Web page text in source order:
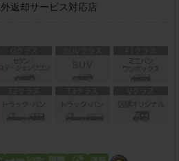
返却サービス対応店